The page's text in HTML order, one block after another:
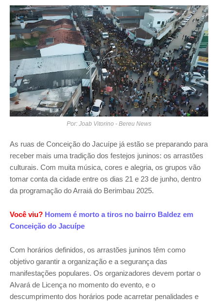
Por: Joab Vitorino - Bereu News
As ruas de Conceição do Jacuípe já estão se preparando para
receber mais uma tradição dos festejos juninos: os arrastões
culturais. Com muita música, cores e alegria, os grupos vão
tomar conta da cidade entre os dias 21 e 23 de junho, dentro
da programação do Arraiá do Berimbau 2025.
Você viu? Homem é morto a tiros no bairro Baldez em
Conceição do Jacuípe
Com horários definidos, os arrastões juninos têm como
objetivo garantir a organização e a segurança das
manifestações populares. Os organizadores devem portar o
Alvará de Licença no momento do evento, e o
descumprimento dos horários pode acarretar penalidades e